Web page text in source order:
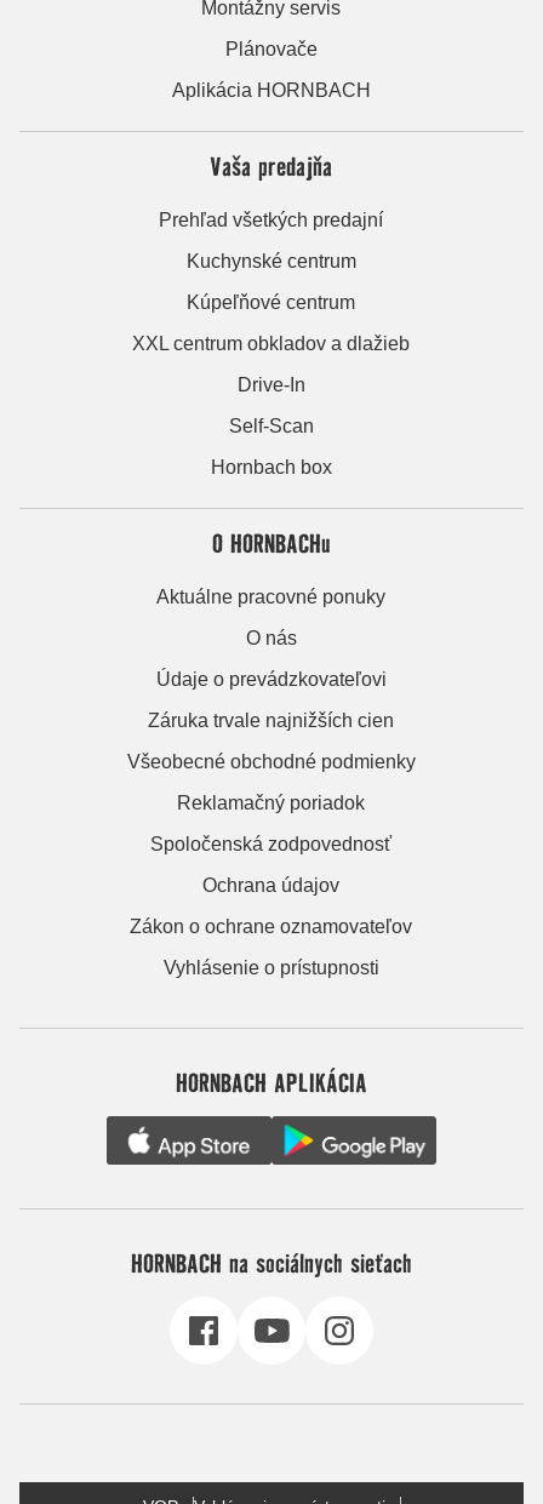
Montážny servis
Plánovače
Aplikácia HORNBACH
Vaša predajňa
Prehľad všetkých predajní
Kuchynské centrum
Kúpeľňové centrum
XXL centrum obkladov a dlažieb
Drive-In
Self-Scan
Hornbach box
O HORNBACHu
Aktuálne pracovné ponuky
O nás
Údaje o prevádzkovateľovi
Záruka trvale najnižších cien
Všeobecné obchodné podmienky
Reklamačný poriadok
Spoločenská zodpovednosť
Ochrana údajov
Zákon o ochrane oznamovateľov
Vyhlásenie o prístupnosti
HORNBACH APLIKÁCIA
HORNBACH na sociálnych sieťach